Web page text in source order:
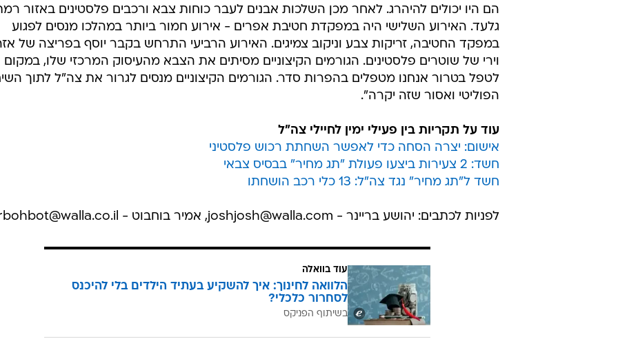
הם היו יכולים להיהרג. לאחר מכן השלכות אבנים לעבר כוחות צבא ורכבים פלסטינים באזור
גלעד. האירוע השלישי היה במפקדת חטיבת אפרים - אירוע חמור ביותר במהלכו מנסים לפגוע
במפקד החטיבה, זריקות צבע וניקוב צמיגים. האירוע הרביעי התרחש בקבר יוסף בפריצה של
וירי של שוטרים פלסטינים. הגורמים הקיצוניים מסיתים את הצבא מהעיסוק המרכזי שלו, במקום
לטפל בטרור אנחנו מטפלים בהפרות סדר. הגורמים הקיצוניים מנסים לגרור את צה"ל לתוך
הפוליטי ואסור שזה יקרה".
עוד על תקריות בין פעילי ימין לחיילי צה"ל
אישום: יצרה הסחה כדי לאפשר השחתת רכוש פלסטיני
חשד: 2 צעירות ביצעו פעולת "תג מחיר" בבסיס צבאי
חשד ל"תג מחיר" נגד צה"ל: 13 כלי רכב הושחתו
לפניות לכתבים: יהושע בריינר - joshjosh@walla.com, אמיר בוחבוט - amirbohbot@walla.co.il
עוד בוואלה
הלוואה לחינוך: איך להשקיע בעתיד הילדים בלי להיכנס
לסחרור כלכלי?
בשיתוף הפניקס